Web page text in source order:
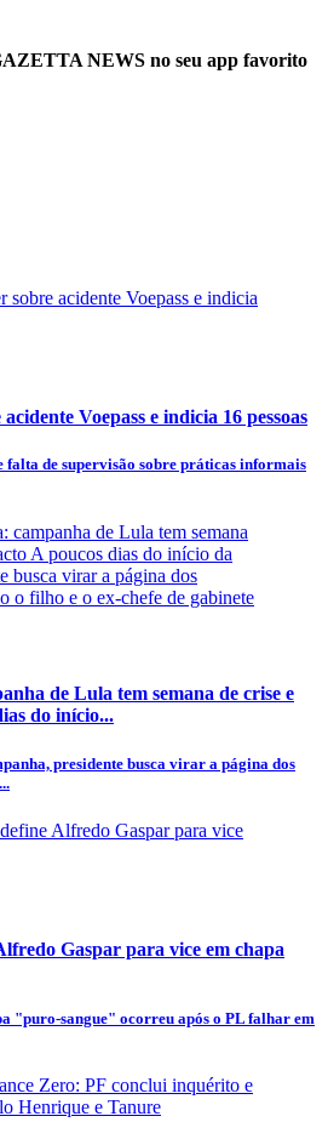
NEWS no seu app favorito
Voepass e indicia 16 pessoas
falta de supervisão sobre práticas informais
de Lula tem semana de crise e
do início...
presidente busca virar a página dos
Gaspar para vice em chapa
"puro-sangue" ocorreu após o PL falhar em